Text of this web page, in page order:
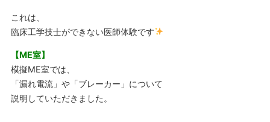
これは、
臨床工学技士ができない医師体験です
【ME室】
模擬ME室では、
「漏れ電流」や「ブレーカー」について
説明していただきました。